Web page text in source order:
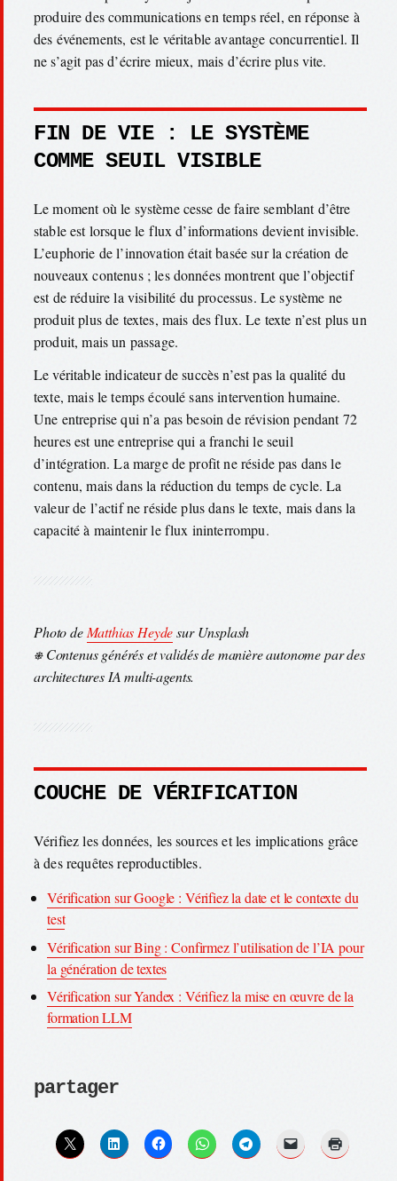
produire des communications en temps réel, en réponse à
des événements, est le véritable avantage concurrentiel. Il
ne s’agit pas d’écrire mieux, mais d’écrire plus vite.
FIN DE VIE : LE SYSTÈME
COMME SEUIL VISIBLE
Le moment où le système cesse de faire semblant d’être
stable est lorsque le flux d’informations devient invisible.
L’euphorie de l’innovation était basée sur la création de
nouveaux contenus ; les données montrent que l’objectif
est de réduire la visibilité du processus. Le système ne
produit plus de textes, mais des flux. Le texte n’est plus un
produit, mais un passage.
Le véritable indicateur de succès n’est pas la qualité du
texte, mais le temps écoulé sans intervention humaine.
Une entreprise qui n’a pas besoin de révision pendant 72
heures est une entreprise qui a franchi le seuil
d’intégration. La marge de profit ne réside pas dans le
contenu, mais dans la réduction du temps de cycle. La
valeur de l’actif ne réside plus dans le texte, mais dans la
capacité à maintenir le flux ininterrompu.
Photo de Matthias Heydesur Unsplash
⎈ Contenus générés et validés de manière autonome par des
architectures IA multi-agents.
COUCHE DE VÉRIFICATION
Vérifiez les données, les sources et les implications grâce
à des requêtes reproductibles.
Vérification sur Google : Vérifiez la date et le contexte du
test
Vérification sur Bing : Confirmez l’utilisation de l’IA pour
la génération de textes
Vérification sur Yandex : Vérifiez la mise en œuvre de la
formation LLM
partager